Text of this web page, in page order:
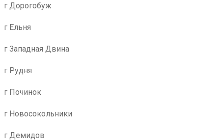
г Дорогобуж
г Ельня
г Западная Двина
г Рудня
г Починок
г Новосокольники
г Демидов